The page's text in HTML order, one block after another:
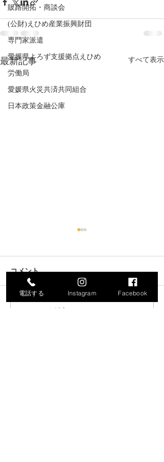
販路開拓・商談会
(公財)えひめ産業振興財団
専門家派遣
愛媛県よろず支援拠点えひめ
労働局
愛媛県火災共済共同組合
日本政策金融公庫
最新記事 すべて表示
コメント
電話する Instagram Facebook